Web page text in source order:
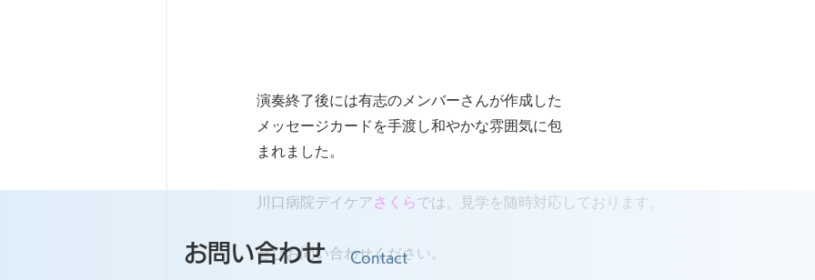
演奏終了後には有志のメンバーさんが作成した
メッセージカードを手渡し和やかな雰囲気に包
まれました。
川口病院デイケアさくらでは、見学を随時対応しております。
ぜひお問い合わせください。
お問い合わせ Contact